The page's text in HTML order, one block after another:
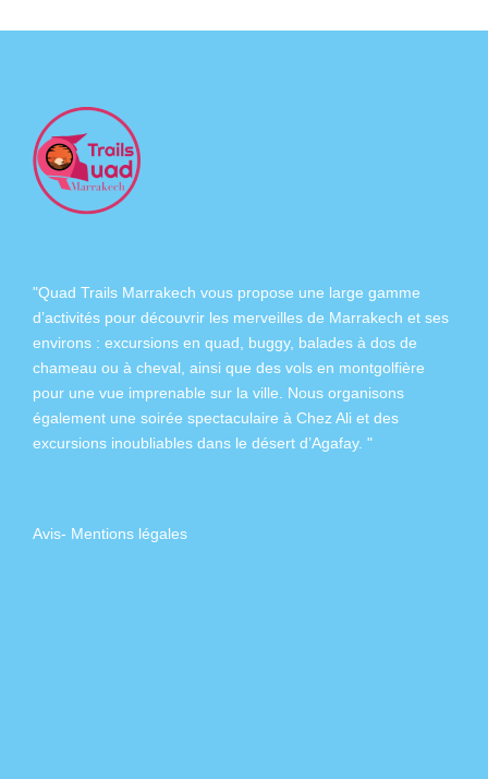
"Quad Trails Marrakech vous propose une large gamme
d’activités pour découvrir les merveilles de Marrakech et ses
environs : excursions en quad, buggy, balades à dos de
chameau ou à cheval, ainsi que des vols en montgolfière
pour une vue imprenable sur la ville. Nous organisons
également une soirée spectaculaire à Chez Ali et des
excursions inoubliables dans le désert d’Agafay. "
Avis- Mentions légales